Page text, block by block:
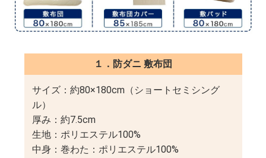
１．防ダニ 敷布団
サイズ：約80×180cm（ショートセミシング
ル）
厚み：約7.5cm
生地：ポリエステル100%
中身：巻わた：ポリエステル100%